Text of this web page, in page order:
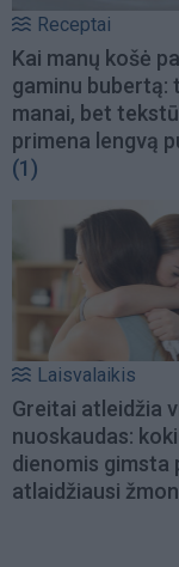
Receptai
Kai manų košė
gaminu bubertą:
manai, bet
primena lengvą
(1)
Laisvalaikis
Greitai atleidžia
nuoskaudas:
dienomis gimsta
atlaidžiausi